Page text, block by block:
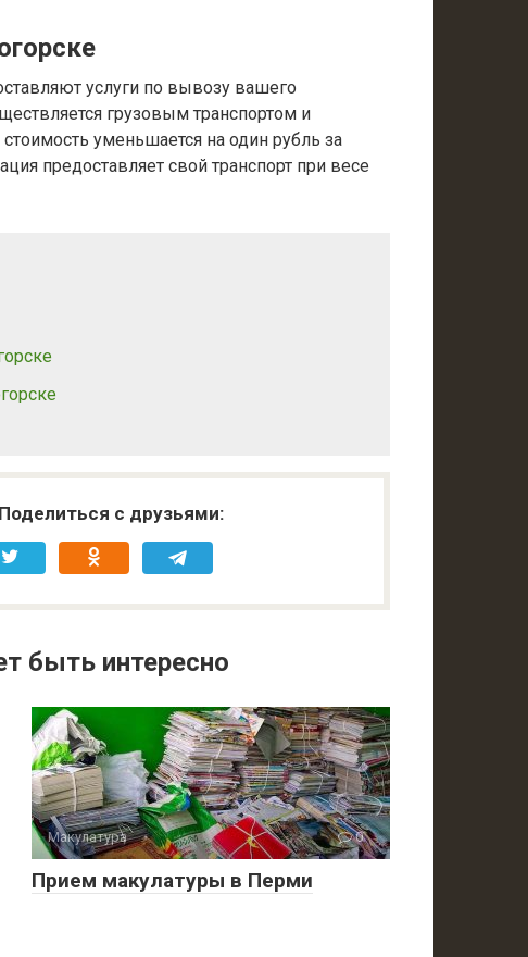
услуги по вывозу вашего
грузовым транспортом и
уменьшается на один рубль за
предоставляет свой транспорт при весе
с друзьями:
быть интересно
Макулатура 0
Прием макулатуры в Перми